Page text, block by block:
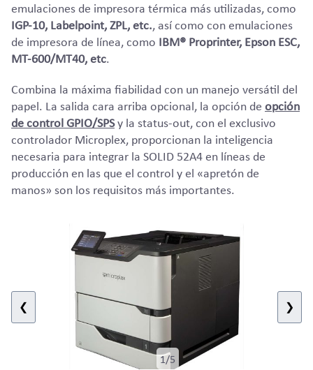
emulaciones de impresora térmica más utilizadas, como
IGP-10, Labelpoint, ZPL, etc., así como con emulaciones
de impresora de línea, como IBM® Proprinter, Epson ESC,
MT-600/MT40, etc.
Combina la máxima fiabilidad con un manejo versátil del
papel. La salida cara arriba opcional, la opción de opción
de control GPIO/SPSy la status-out, con el exclusivo
controlador Microplex, proporcionan la inteligencia
necesaria para integrar la SOLID 52A4 en líneas de
producción en las que el control y el «apretón de
manos» son los requisitos más importantes.
❮ ❯
1/5